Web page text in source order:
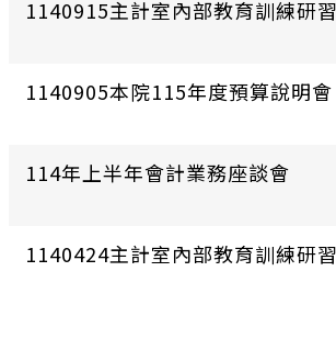
1140915主計室內部教育訓練研
1140905本院115年度預算說明會
114年上半年會計業務座談會
1140424主計室內部教育訓練研